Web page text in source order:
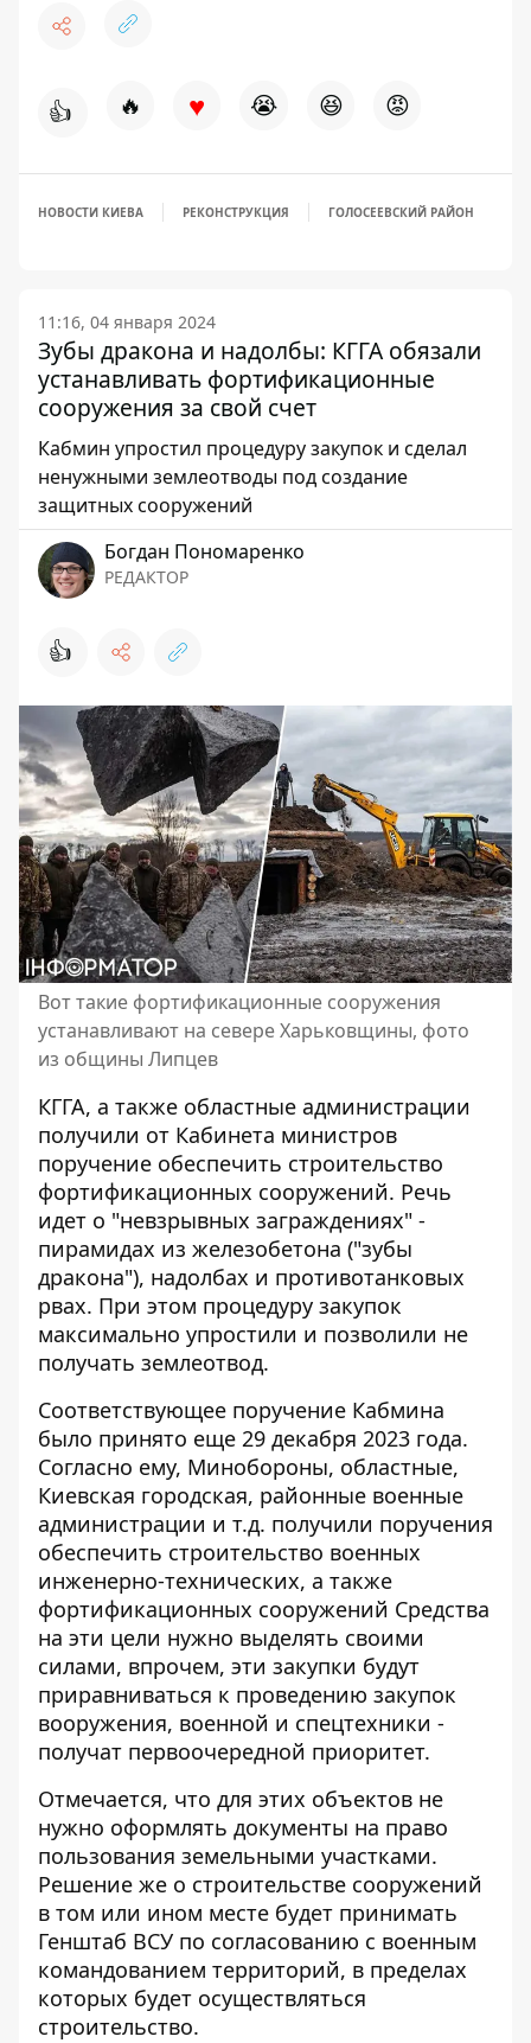
👍 🔥 ♥ 😭 😆 😡
НОВОСТИ КИЕВА РЕКОНСТРУКЦИЯ ГОЛОСЕЕВСКИЙ РАЙОН
11:16, 04 января 2024
Зубы дракона и надолбы: КГГА обязали
устанавливать фортификационные
сооружения за свой счет
Кабмин упростил процедуру закупок и сделал
ненужными землеотводы под создание
защитных сооружений
Богдан Пономаренко
РЕДАКТОР
👍
Вот такие фортификационные сооружения
устанавливают на севере Харьковщины, фото
из общины Липцев
КГГА, а также областные администрации
получили от Кабинета министров
поручение обеспечить строительство
фортификационных сооружений. Речь
идет о "невзрывных заграждениях" -
пирамидах из железобетона ("зубы
дракона"), надолбах и противотанковых
рвах. При этом процедуру закупок
максимально упростили и позволили не
получать землеотвод.
Соответствующее поручение Кабмина
было принято еще 29 декабря 2023 года.
Согласно ему, Минобороны, областные,
Киевская городская, районные военные
администрации и т.д. получили поручения
обеспечить строительство военных
инженерно-технических, а также
фортификационных сооружений Средства
на эти цели нужно выделять своими
силами, впрочем, эти закупки будут
приравниваться к проведению закупок
вооружения, военной и спецтехники -
получат первоочередной приоритет.
Отмечается, что для этих объектов не
нужно оформлять документы на право
пользования земельными участками.
Решение же о строительстве сооружений
в том или ином месте будет принимать
Генштаб ВСУ по согласованию с военным
командованием территорий, в пределах
которых будет осуществляться
строительство.